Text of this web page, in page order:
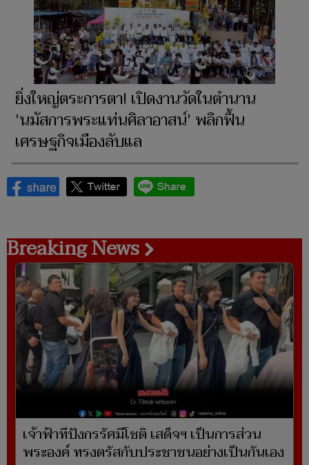
ยิ่งใหญ่ตระการตา! เปิดงานวัดในตำนาน
'นมัสการพระแท่นศิลาอาสน์' พลิกฟื้น
เศรษฐกิจเมืองลับแล
Breaking News
เจ้าฟ้าทีปังกรรัศมีโชติ เสด็จฯ เป็นการส่วน
พระองค์ ทรงตรัสกับประชาชนอย่างเป็นกันเอง